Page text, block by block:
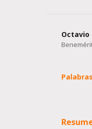
Octavio